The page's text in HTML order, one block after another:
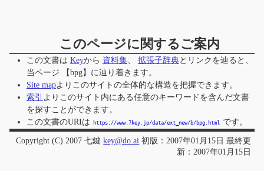
このページに関するご案内
この文書は Keyから 資料集、 拡張子辞典とリンクを辿ると、
当ページ
【bpg】 に辿り着きます。
Site mapよりこのサイトの全体的な構造を把握できます。
索引 よりこのサイト内にある任意のキーワードを含んだ文書
を探すことができます。
この文書のURIは
https://www.7key.jp/data/ext_new/b/bpg.html です。
Copyright (C) 2007 七鍵key@do.ai 初版：2007年01月15日 最終更
新：2007年01月15日